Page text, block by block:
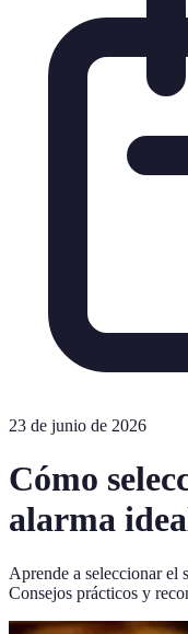
23 de junio de 2026
Cómo
alarma
Aprende a seleccionar el
Consejos prácticos y